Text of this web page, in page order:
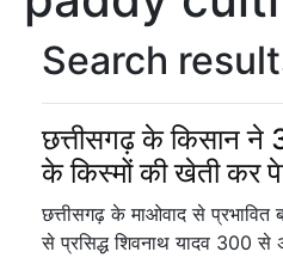
Search
छत्तीसगढ़ के किसान
के किस्मों की खेती कर
छत्तीसगढ़ के माओवाद से प्रभावित
से प्रसिद्ध शिवनाथ यादव 300 से